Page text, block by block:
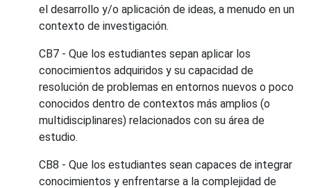
el desarrollo y/o aplicación de ideas, a menudo en un
contexto de investigación.
CB7 - Que los estudiantes sepan aplicar los
conocimientos adquiridos y su capacidad de
resolución de problemas en entornos nuevos o poco
conocidos dentro de contextos más amplios (o
multidisciplinares) relacionados con su área de
estudio.
CB8 - Que los estudiantes sean capaces de integrar
conocimientos y enfrentarse a la complejidad de